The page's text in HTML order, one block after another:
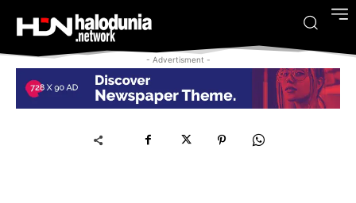
- Advertisment -